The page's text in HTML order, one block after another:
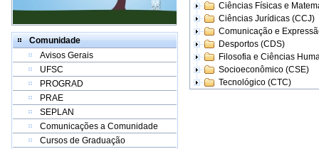
Comunidade
Avisos Gerais
UFSC
PROGRAD
PRAE
SEPLAN
Comunicações a Comunidade
Cursos de Graduação
Ciências Físicas e
Ciências Jurídicas (CCJ)
Comunicação e
Desportos (CDS)
Filosofia e Ciências
Socioeconômico (CSE)
Tecnológico (CTC)